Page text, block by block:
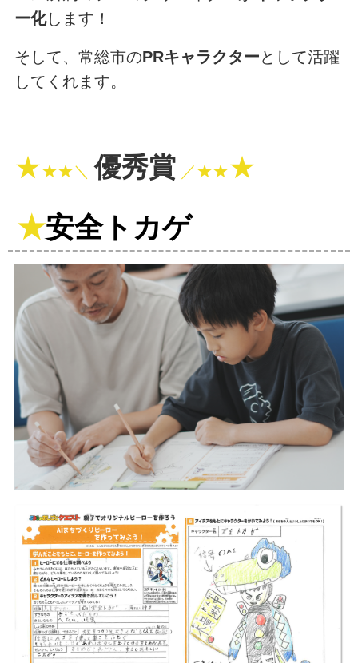
ー化します！
そして、常総市のPRキャラクターとして活躍
してくれます。
★★★＼ 優秀賞 ／★★★
★安全トカゲ